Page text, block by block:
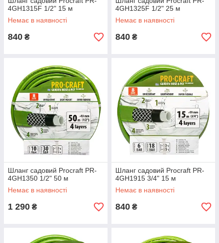
4GH1315F 1/2" 15 м
Немає в наявності
840 ₴
4GH1325F 1/2" 25 м
Немає в наявності
840 ₴
Шланг садовий Procraft PR-
4GH1350 1/2" 50 м
Немає в наявності
1 290 ₴
Шланг садовий Procraft PR-
4GH1915 3/4" 15 м
Немає в наявності
840 ₴